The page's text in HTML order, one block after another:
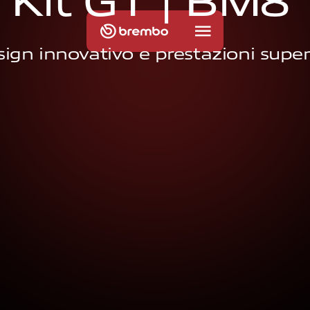
innovativo e prestazioni